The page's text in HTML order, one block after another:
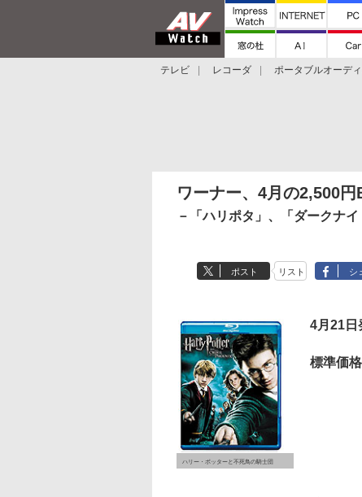
テレビ レコーダ ポータブルオーデ
ワーナー、4月の2,500
－「ハリポタ」、「ダークナ
ポスト リスト シ
ハリー・ポッターと不死鳥の騎士団
4月21日
標準価